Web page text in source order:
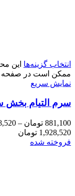
انتخاب گزینه‌ها این
ممکن است در صفحه
نمایش سریع
سرم التیام بخش
881,100 تومان –
1,928,520 تومان
فروخته شده